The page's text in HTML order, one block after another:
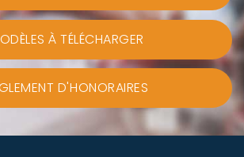
À TÉLÉCHARGER
D'HONORAIRES